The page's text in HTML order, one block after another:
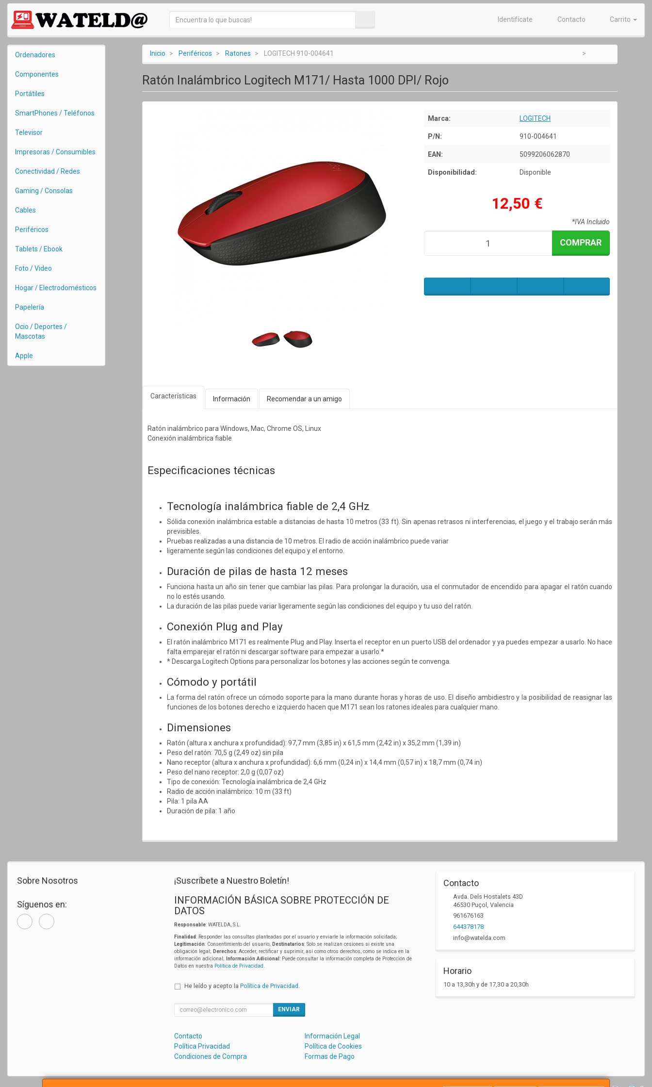
Identifícate Contacto Carrito
Ordenadores
Componentes
Portátiles
SmartPhones / Teléfonos
Televisor
Impresoras / Consumibles
Conectividad / Redes
Gaming / Consolas
Cables
Periféricos
Tablets / Ebook
Foto / Video
Hogar / Electrodomésticos
Papelería
Ocio / Deportes /
Mascotas
Apple
Inicio Periféricos Ratones LOGITECH 910-004641
Ratón Inalámbrico Logitech M171/ Hasta 1000 DPI/ Rojo
Marca: LOGITECH
P/N: 910-004641
EAN: 5099206062870
Disponibilidad: Disponible
12,50 €
*IVA Incluido
COMPRAR
Características Información Recomendar a un amigo
Ratón inalámbrico para Windows, Mac, Chrome OS, Linux
Conexión inalámbrica fiable
Especificaciones técnicas
Tecnología inalámbrica fiable de 2,4 GHz
Sólida conexión inalámbrica estable a distancias de hasta 10 metros (33 ft). Sin apenas retrasos ni interferencias, el juego y el trabajo serán más
previsibles.
Pruebas realizadas a una distancia de 10 metros. El radio de acción inalámbrico puede variar
ligeramente según las condiciones del equipo y el entorno.
Duración de pilas de hasta 12 meses
Funciona hasta un año sin tener que cambiar las pilas. Para prolongar la duración, usa el conmutador de encendido para apagar el ratón cuando
no lo estés usando.
La duración de las pilas puede variar ligeramente según las condiciones del equipo y tu uso del ratón.
Conexión Plug and Play
El ratón inalámbrico M171 es realmente Plug and Play. Inserta el receptor en un puerto USB del ordenador y ya puedes empezar a usarlo. No hace
falta emparejar el ratón ni descargar software para empezar a usarlo.*
* Descarga Logitech Options para personalizar los botones y las acciones según te convenga.
Cómodo y portátil
La forma del ratón ofrece un cómodo soporte para la mano durante horas y horas de uso. El diseño ambidiestro y la posibilidad de reasignar las
funciones de los botones derecho e izquierdo hacen que M171 sean los ratones ideales para cualquier mano.
Dimensiones
Ratón (altura x anchura x profundidad): 97,7 mm (3,85 in) x 61,5 mm (2,42 in) x 35,2 mm (1,39 in)
Peso del ratón: 70,5 g (2,49 oz) sin pila
Nano receptor (altura x anchura x profundidad): 6,6 mm (0,24 in) x 14,4 mm (0,57 in) x 18,7 mm (0,74 in)
Peso del nano receptor: 2,0 g (0,07 oz)
Tipo de conexión: Tecnología inalámbrica de 2,4 GHz
Radio de acción inalámbrico: 10 m (33 ft)
Pila: 1 pila AA
Duración de pila: 1 año
Sobre Nosotros
Síguenos en:
¡Suscríbete a Nuestro Boletín!
INFORMACIÓN BÁSICA SOBRE PROTECCIÓN DE
DATOS
Responsable: WATELDA, S.L.
Finalidad: Responder las consultas planteadas por el usuario y enviarle la información solicitada;
Legitimación: Consentimiento del usuario; Destinatarios: Solo se realizan cesiones si existe una
obligación legal; Derechos: Acceder, rectificar y suprimir, así como otros derechos, como se indica en la
información adicional;
Información Adicional : Puede consultar la información completa de Protección de
Datos en nuestra Política de Privacidad.
He leído y acepto la Política de Privacidad .
ENVIAR
Contacto
Información Legal
Política Privacidad
Política de Cookies
Condiciones de Compra
Formas de Pago
Contacto
Avda. Dels Hostalets 43D
46530 Puçol , Valencia
961676163
644378178
info@watelda.com
Horario
10 a 13,30h y de 17,30 a 20,30h